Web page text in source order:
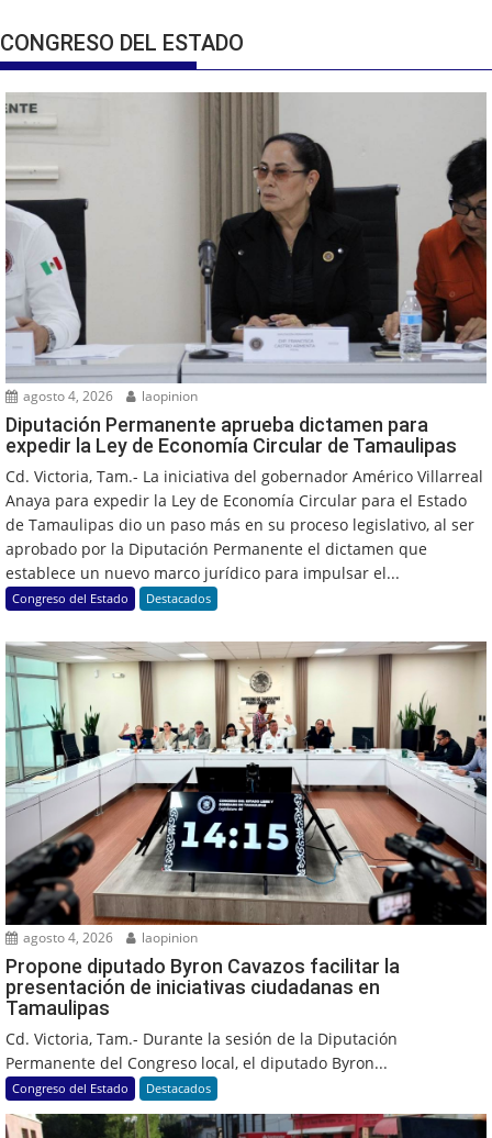
CONGRESO DEL ESTADO
agosto 4, 2026 laopinion
Diputación Permanente aprueba dictamen para
expedir la Ley de Economía Circular de Tamaulipas
Cd. Victoria, Tam.- La iniciativa del gobernador Américo Villarreal
Anaya para expedir la Ley de Economía Circular para el Estado
de Tamaulipas dio un paso más en su proceso legislativo, al ser
aprobado por la Diputación Permanente el dictamen que
establece un nuevo marco jurídico para impulsar el...
Congreso del Estado Destacados
agosto 4, 2026 laopinion
Propone diputado Byron Cavazos facilitar la
presentación de iniciativas ciudadanas en
Tamaulipas
Cd. Victoria, Tam.- Durante la sesión de la Diputación
Permanente del Congreso local, el diputado Byron...
Congreso del Estado Destacados